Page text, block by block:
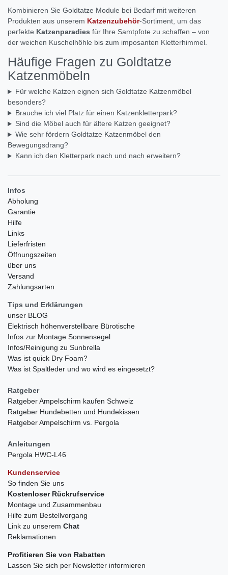
Kombinieren Sie Goldtatze Module bei Bedarf mit weiteren
Produkten aus unserem Katzenzubehör-Sortiment, um das
perfekte Katzenparadies für Ihre Samtpfote zu schaffen – von
der weichen Kuschelhöhle bis zum imposanten Kletterhimmel.
Häufige Fragen zu Goldtatze
Katzenmöbeln
Für welche Katzen eignen sich Goldtatze Katzenmöbel
besonders?
Brauche ich viel Platz für einen Katzenkletterpark?
Sind die Möbel auch für ältere Katzen geeignet?
Wie sehr fördern Goldtatze Katzenmöbel den
Bewegungsdrang?
Kann ich den Kletterpark nach und nach erweitern?
Infos
Abholung
Garantie
Hilfe
Links
Lieferfristen
Öffnungszeiten
über uns
Versand
Zahlungsarten
Tips und Erklärungen
unser BLOG
Elektrisch höhenverstellbare Bürotische
Infos zur Montage Sonnensegel
Infos/Reinigung zu Sunbrella
Was ist quick Dry Foam?
Was ist Spaltleder und wo wird es eingesetzt?
Ratgeber
Ratgeber Ampelschirm kaufen Schweiz
Ratgeber Hundebetten und Hundekissen
Ratgeber Ampelschirm vs. Pergola
Anleitungen
Pergola HWC-L46
Kundenservice
So finden Sie uns
Kostenloser Rückrufservice
Montage und Zusammenbau
Hilfe zum Bestellvorgang
Link zu unserem Chat
Reklamationen
Profitieren Sie von Rabatten
Lassen Sie sich per Newsletter informieren